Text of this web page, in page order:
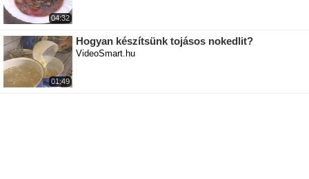
04:32
01:49
Hogyan készítsünk tojásos nokedlit?
VideoSmart.hu